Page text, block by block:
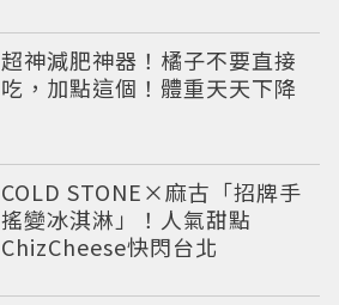
超神減肥神器！橘子不要直接
吃，加點這個！體重天天下降
COLD STONE×麻古「招牌手
搖變冰淇淋」！人氣甜點
ChizCheese快閃台北